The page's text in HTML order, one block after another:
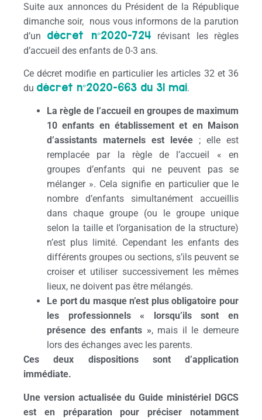
Suite aux annonces du Président de la République
dimanche soir, nous vous informons de la parution
d’un décret n°2020-724 révisant les règles
d’accueil des enfants de 0-3 ans.
Ce décret modifie en particulier les articles 32 et 36
du décret n°2020-663 du 31 mai.
La règle de l’accueil en groupes de maximum
10 enfants en établissement et en Maison
d’assistants maternels est levée ; elle est
remplacée par la règle de l’accueil « en
groupes d’enfants qui ne peuvent pas se
mélanger ». Cela signifie en particulier que le
nombre d’enfants simultanément accueillis
dans chaque groupe (ou le groupe unique
selon la taille et l’organisation de la structure)
n’est plus limité. Cependant les enfants des
différents groupes ou sections, s’ils peuvent se
croiser et utiliser successivement les mêmes
lieux, ne doivent pas être mélangés.
Le port du masque n’est plus obligatoire pour
les professionnels « lorsqu’ils sont en
présence des enfants », mais il le demeure
lors des échanges avec les parents.
Ces deux dispositions sont d’application
immédiate.
Une version actualisée du Guide ministériel DGCS
est en préparation pour préciser notamment